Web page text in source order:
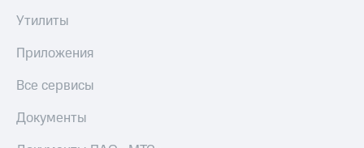
Утилиты
Приложения
Все сервисы
Документы